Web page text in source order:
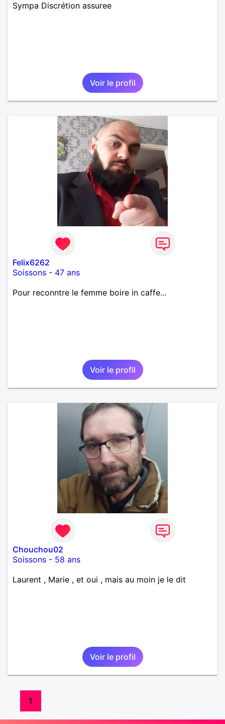
Sympa Discrétion assuree
Voir le profil
Felix6262
Soissons - 47 ans
Pour reconntre le femme boire in caffe...
Voir le profil
Chouchou02
Soissons - 58 ans
Laurent , Marie , et oui , mais au moin je le dit
Voir le profil
1